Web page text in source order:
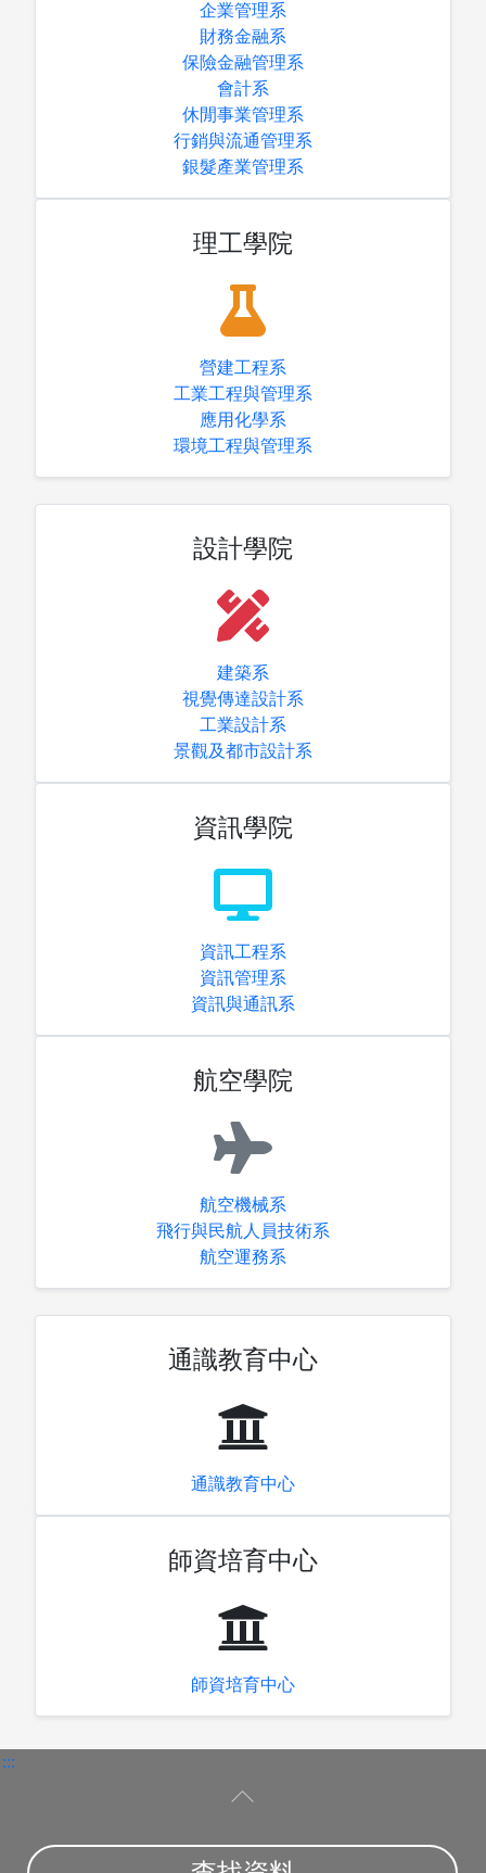
企業管理系
財務金融系
保險金融管理系
會計系
休閒事業管理系
行銷與流通管理系
銀髮產業管理系
理工學院
營建工程系
工業工程與管理系
應用化學系
環境工程與管理系
設計學院
建築系
視覺傳達設計系
工業設計系
景觀及都市設計系
資訊學院
資訊工程系
資訊管理系
資訊與通訊系
航空學院
航空機械系
飛行與民航人員技術系
航空運務系
通識教育中心
通識教育中心
師資培育中心
師資培育中心
:::